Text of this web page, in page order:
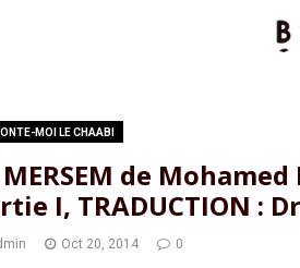
MOI LE CHAABI
MERSEM de Mohamed
I, TRADUCTION :
Oct 20, 2014 0